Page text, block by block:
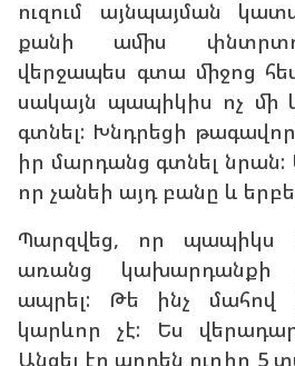
ուզում այնպայման
քանի ամիս
վերջապես գտա միջոց
սակայն պապիկիս ոչ մի
գտնել: Խնդրեցի
իր մարդանց գտնել նրան:
որ չանեի այդ բանը և
Պարզվեց, որ պապիկս
առանց կախարդանքի
ապրել: Թե ինչ մահով
կարևոր չէ: Ես
Անցել էր արդեն ուղիղ 5